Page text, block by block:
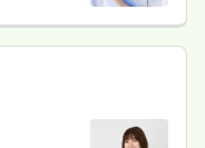
円以上可